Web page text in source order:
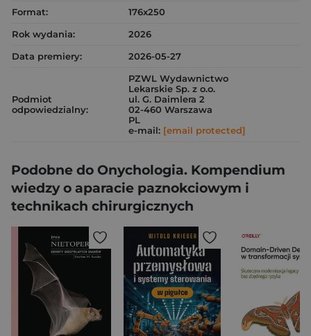
Format:
176x250
Rok wydania:
2026
Data premiery:
2026-05-27
Podmiot
odpowiedzialny:
PZWL Wydawnictwo
Lekarskie Sp. z o.o.
ul. G. Daimlera 2
02-460 Warszawa
PL
e-mail: [email protected]
Podobne do Onychologia. Kompendium
wiedzy o aparacie paznokciowym i
technikach chirurgicznych